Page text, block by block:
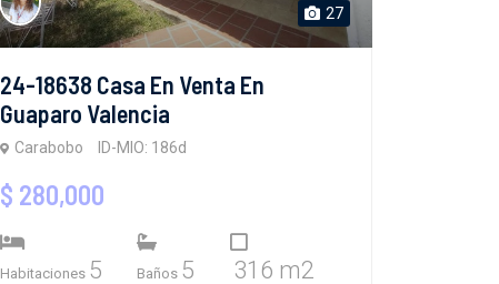
27
24-18638 Casa En Venta En
Guaparo Valencia
Carabobo ID-MIO: 186d
$ 280,000
Habitaciones 5 Baños 5 316 m2